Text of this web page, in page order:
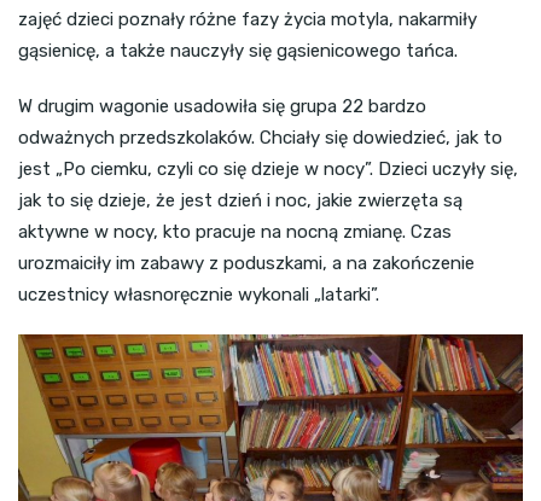
zajęć dzieci poznały różne fazy życia motyla, nakarmiły
gąsienicę, a także nauczyły się gąsienicowego tańca.
W drugim wagonie usadowiła się grupa 22 bardzo
odważnych przedszkolaków. Chciały się dowiedzieć, jak to
jest „Po ciemku, czyli co się dzieje w nocy”. Dzieci uczyły się,
jak to się dzieje, że jest dzień i noc, jakie zwierzęta są
aktywne w nocy, kto pracuje na nocną zmianę. Czas
urozmaiciły im zabawy z poduszkami, a na zakończenie
uczestnicy własnoręcznie wykonali „latarki”.